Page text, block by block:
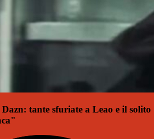
tante sfuriate a Leao e il solito